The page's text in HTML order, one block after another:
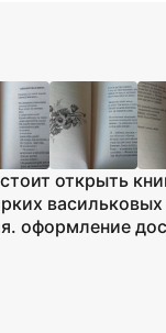
открыть
оформление